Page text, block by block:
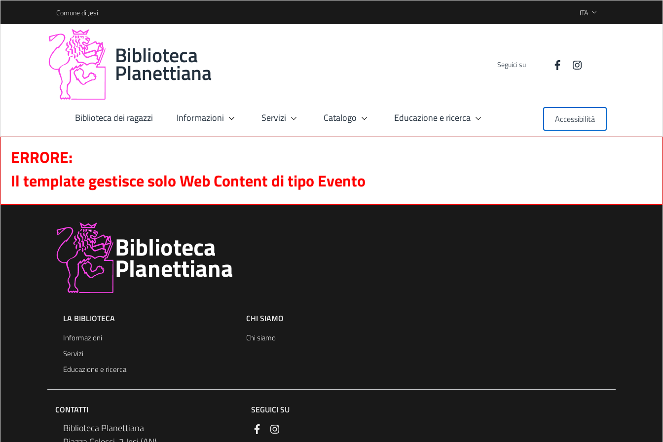
Skip to Main ContentComune di Jesi SELEZIONE LINGUA:
ITA
Biblioteca
Planettiana Seguici su
Biblioteca dei ragazzi Informazioni Servizi Catalogo Educazione e ricerca Accessibilità
ERRORE:
Il template gestisce solo Web Content di tipo Evento
Biblioteca
Planettiana
LA BIBLIOTECA
Informazioni
Servizi
Educazione e ricerca
CHI SIAMO
Chi siamo
CONTATTI
Biblioteca Planettiana
SEGUICI SU